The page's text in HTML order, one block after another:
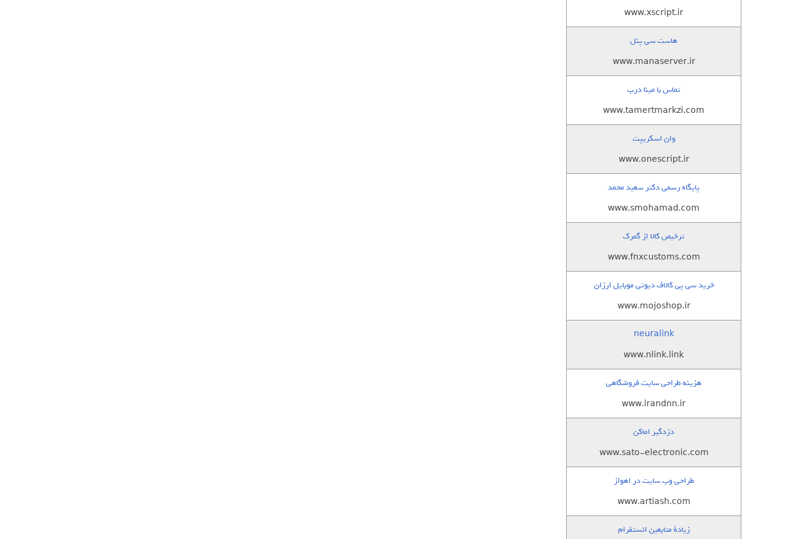
www.xscript.ir
هاست سی پنل
www.manaserver.ir
تماس با مینا درب
www.tamertmarkzi.com
وان اسکریپت
www.onescript.ir
پایگاه رسمی دکتر سعید محمد
www.smohamad.com
ترخیص کالا از گمرک
www.fnxcustoms.com
خرید سی پی کالاف دیوتی موبایل ارزان
www.mojoshop.ir
neuralink
www.nlink.link
هزینه طراحی سایت فروشگاهی
www.irandnn.ir
دزدگیر اماکن
www.sato-electronic.com
طراحی وب سایت در اهواز
www.artiash.com
زيادة متابعين انستقرام